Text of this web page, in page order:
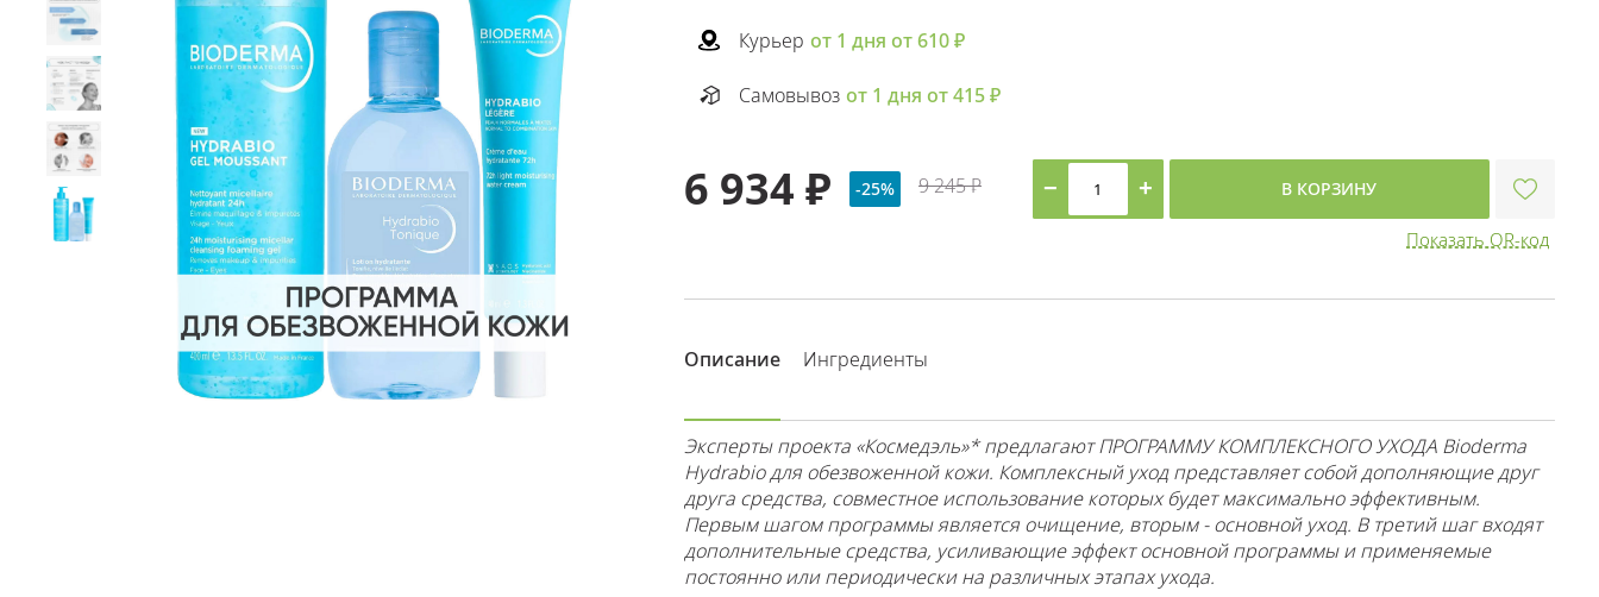
Курьер от 1 дня от 610 ₽
Самовывоз от 1 дня от 415 ₽
6 934 ₽ -25% 9 245 ₽ − + В КОРЗИНУ
Показать QR-код
Описание Ингредиенты
Эксперты проекта «Космедэль»* предлагают ПРОГРАММУ КОМПЛЕКСНОГО УХОДА Bioderma
Hydrabio для обезвоженной кожи. Комплексный уход представляет собой дополняющие друг
друга средства, совместное использование которых будет максимально эффективным.
Первым шагом программы является очищение, вторым - основной уход. В третий шаг входят
дополнительные средства, усиливающие эффект основной программы и применяемые
постоянно или периодически на различных этапах ухода.